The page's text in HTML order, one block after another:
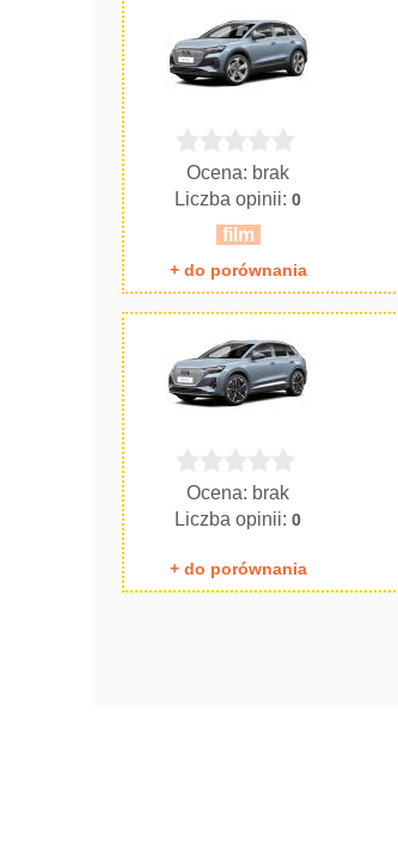
Ocena: brak
Liczba opinii:0
film
+ do porównania
Ocena: brak
Liczba opinii:0
+ do porównania